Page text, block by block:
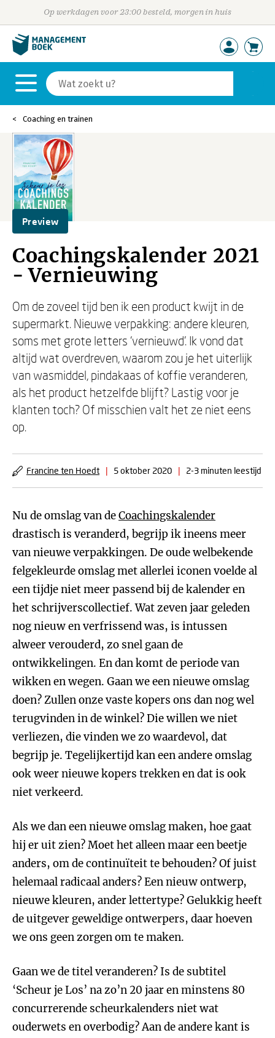
Op werkdagen voor 23:00 besteld, morgen in huis
Coaching en trainen
Preview
Coachingskalender 2021
- Vernieuwing
Om de zoveel tijd ben ik een product kwijt in de
supermarkt. Nieuwe verpakking: andere kleuren,
soms met grote letters ‘vernieuwd’. Ik vond dat
altijd wat overdreven, waarom zou je het uiterlijk
van wasmiddel, pindakaas of koffie veranderen,
als het product hetzelfde blijft? Lastig voor je
klanten toch? Of misschien valt het ze niet eens
op.
Francine ten Hoedt | 5 oktober 2020 | 2-3 minuten leestijd
Nu de omslag van deCoachingskalender
drastisch is veranderd, begrijp ik ineens meer
van nieuwe verpakkingen. De oude welbekende
felgekleurde omslag met allerlei iconen voelde al
een tijdje niet meer passend bij de kalender en
het schrijverscollectief. Wat zeven jaar geleden
nog nieuw en verfrissend was, is intussen
alweer verouderd, zo snel gaan de
ontwikkelingen. En dan komt de periode van
wikken en wegen. Gaan we een nieuwe omslag
doen? Zullen onze vaste kopers ons dan nog wel
terugvinden in de winkel? Die willen we niet
verliezen, die vinden we zo waardevol, dat
begrijp je. Tegelijkertijd kan een andere omslag
ook weer nieuwe kopers trekken en dat is ook
niet verkeerd.
Als we dan een nieuwe omslag maken, hoe gaat
hij er uit zien? Moet het alleen maar een beetje
anders, om de continuïteit te behouden? Of juist
helemaal radicaal anders? Een nieuw ontwerp,
nieuwe kleuren, ander lettertype? Gelukkig heeft
de uitgever geweldige ontwerpers, daar hoeven
we ons geen zorgen om te maken.
Gaan we de titel veranderen? Is de subtitel
‘Scheur je Los’ na zo’n 20 jaar en minstens 80
concurrerende scheurkalenders niet wat
ouderwets en overbodig? Aan de andere kant is